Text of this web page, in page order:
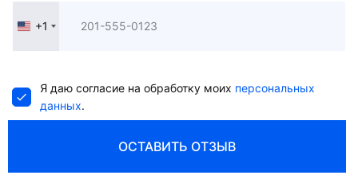
United
+1
Я даю согласие на обработку моих персональных
данных.
ОСТАВИТЬ ОТЗЫВ